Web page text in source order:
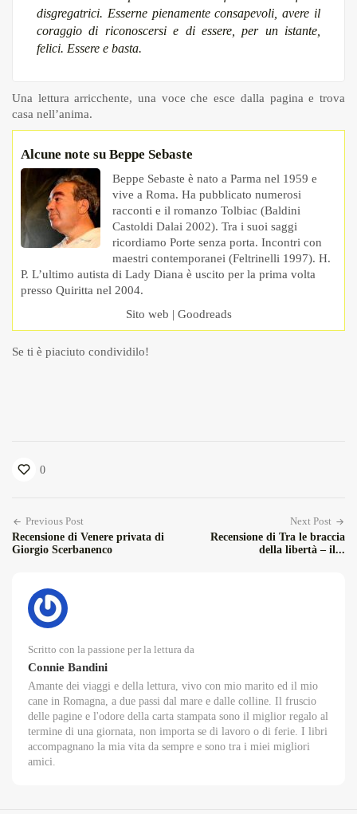
disgregatrici. Esserne pienamente consapevoli, avere il
coraggio di riconoscersi e di essere, per un istante,
felici. Essere e basta.
Una lettura arricchente, una voce che esce dalla pagina e trova
casa nell’anima.
Alcune note su Beppe Sebaste
Beppe Sebaste è nato a Parma nel 1959 e
vive a Roma. Ha pubblicato numerosi
racconti e il romanzo Tolbiac (Baldini
Castoldi Dalai 2002). Tra i suoi saggi
ricordiamo Porte senza porta. Incontri con
maestri contemporanei (Feltrinelli 1997). H.
P. L’ultimo autista di Lady Diana è uscito per la prima volta
presso Quiritta nel 2004.
Sito web | Goodreads
Se ti è piaciuto condividilo!
0
Previous Post
Recensione di Venere privata di
Giorgio Scerbanenco
Next Post
Recensione di Tra le braccia
della libertà – il...
Scritto con la passione per la lettura da
Connie Bandini
Amante dei viaggi e della lettura, vivo con mio marito ed il mio
cane in Romagna, a due passi dal mare e dalle colline. Il fruscio
delle pagine e l'odore della carta stampata sono il miglior regalo al
termine di una giornata, non importa se di lavoro o di ferie. I libri
accompagnano la mia vita da sempre e sono tra i miei migliori
amici.